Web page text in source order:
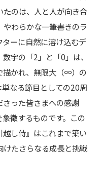
のは、人と人が向き合
わらかな一筆書きのラ
ーに自然に溶け込むデ
字の「2」と「0」は、
描かれ、無限大（∞）の
なる節目としての20周
った皆さまへの感謝
徴するものです。この
し侍』はこれまで築い
たさらなる成長と挑戦